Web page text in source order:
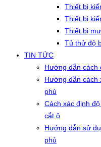
Thiết bị
Thiết bị
Thiết bị
Tủ thử độ
TIN TỨC
Hướng dẫn cách
Hướng dẫn cách
phủ
Cách xác định
cắt ô
Hướng dẫn sử
phủ